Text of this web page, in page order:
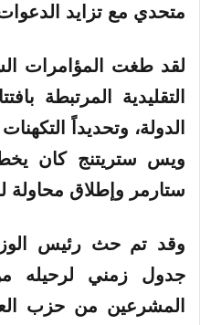
متحدي مع تزايد الدعوات
لقد طغت المؤامرات
التقليدية المرتبطة
الدولة، وتحديداً
ويس ستريتنج كان
ستارمر وإطلاق محاولة
وقد تم حث رئيس
جدول زمني
المشرعين من حزب